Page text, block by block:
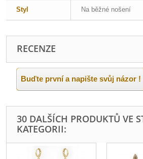
Styl Na běžné nošení
RECENZE
Buďte první a napište svůj názor !
30 DALŠÍCH PRODUKTŮ VE
KATEGORII: